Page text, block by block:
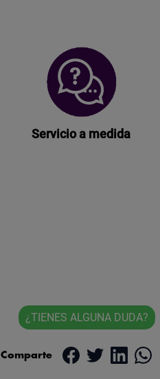
Servicio a medida
¿TIENES ALGUNA DUDA?
Comparte